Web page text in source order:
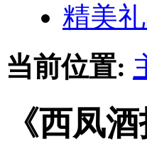
精美
当前位置:
《西凤